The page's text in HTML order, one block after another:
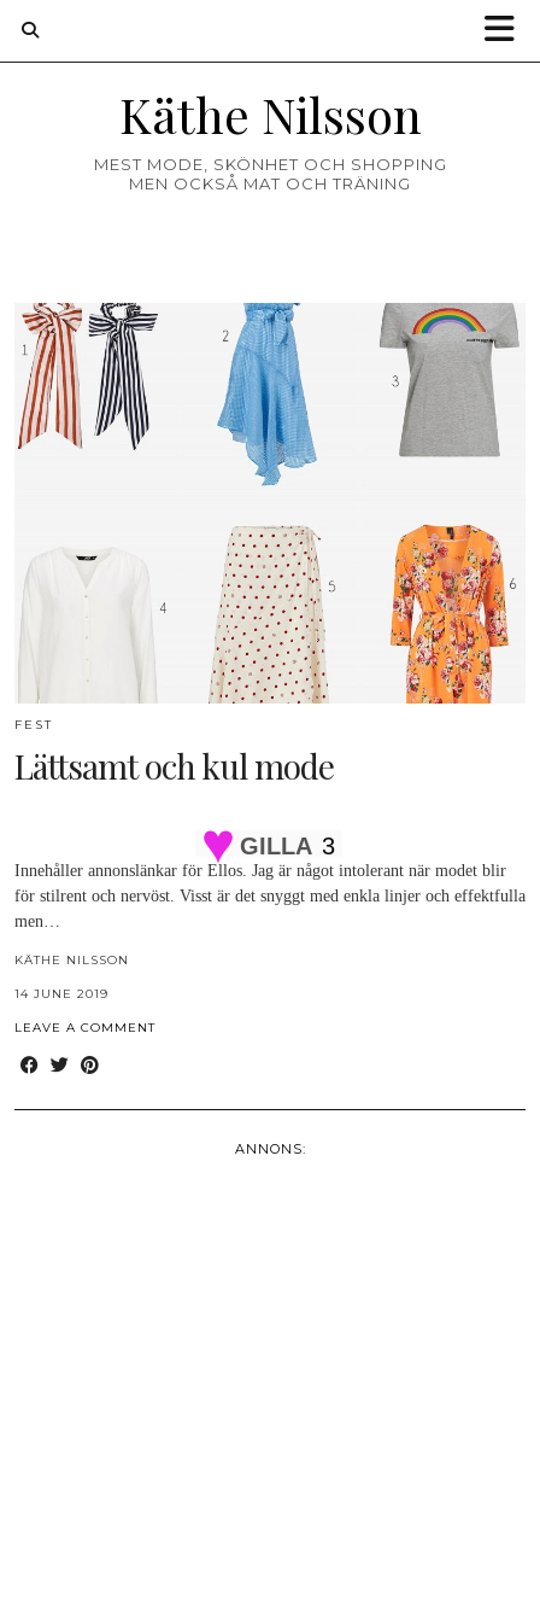
Käthe Nilsson
MEST MODE, SKÖNHET OCH SHOPPING
MEN OCKSÅ MAT OCH TRÄNING
FEST
Lättsamt och kul mode
GILLA 3
Innehåller annonslänkar för Ellos. Jag är något intolerant när modet blir
för stilrent och nervöst. Visst är det snyggt med enkla linjer och effektfulla
men…
KÄTHE NILSSON
14 JUNE 2019
LEAVE A COMMENT
ANNONS: